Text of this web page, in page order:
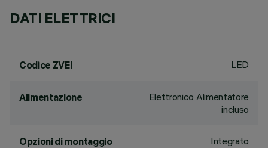
DATI ELETTRICI
Codice ZVEI LED
Alimentazione
Elettronico Alimentatore
incluso
Opzioni di montaggio Integrato